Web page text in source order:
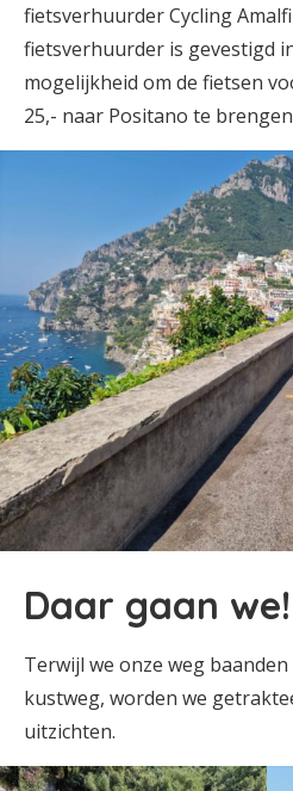
fietsverhuurder Cycling
fietsverhuurder is gevestigd
mogelijkheid om de fietsen
25,- naar Positano te
Daar gaan we!
Terwijl we onze weg
kustweg, worden we
uitzichten.